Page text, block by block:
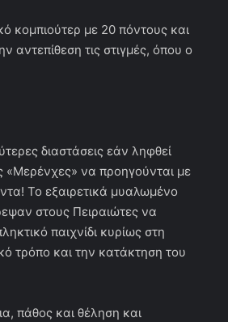
κομπιούτερ με 20 πόντους και
αντεπίθεση τις στιγμές, όπου ο
διαστάσεις εάν ληφθεί
«Μερένχες» να προηγούνται με
Το εξαιρετικά μυαλωμένο
στους Πειραιώτες να
παιχνίδι κυρίως στη
τρόπο και την κατάκτηση του
πάθος και θέληση και